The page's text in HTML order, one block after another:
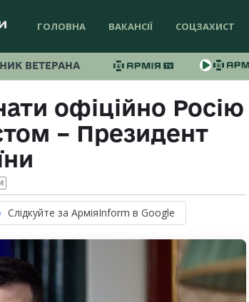
ГОЛОВНА ВАКАНСІЇ СОЦЗАХИСТ
ВЕТЕРАНА
офіційно Росію
– Президент
Слідкуйте за АрміяInform в Google